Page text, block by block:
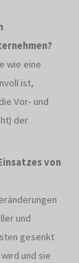
wie eine
ist,
Vor- und
der
von
und
gesenkt
und sie